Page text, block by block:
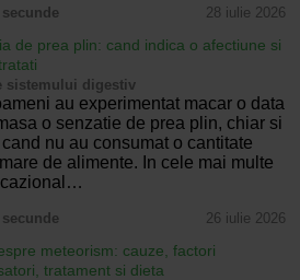
28 iulie 2026
de prea plin: cand indica o afectiune si
sistemului digestiv
au experimentat macar o data
o senzatie de prea plin, chiar si
nu au consumat o cantitate
de alimente. In cele mai multe
26 iulie 2026
meteorism: cauze, factori
tratament si dieta